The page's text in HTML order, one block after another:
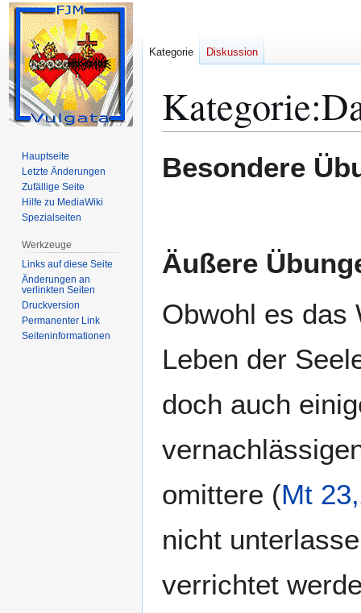
Kategorie:
Navigation
Suche
Besondere
Äußere
Obwohl es das
Leben der
doch auch
omittere (Mt
nicht
verrichtet
Kategorie Diskussion
Hauptseite
Letzte Änderungen
Zufällige Seite
Hilfe zu MediaWiki
Spezialseiten
Werkzeuge
Links auf diese Seite
Änderungen an
verlinkten Seiten
Druckversion
Permanenter Link
Seiten­­informationen